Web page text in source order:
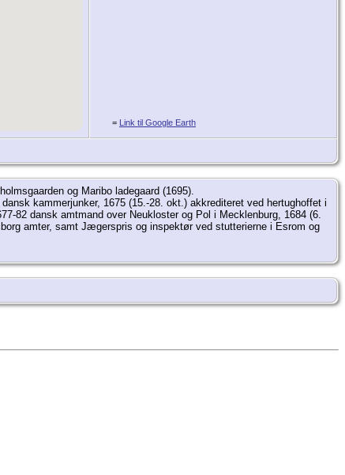
= Link til Google Earth
og Maribo ladegaard (1695).
kammerjunker, 1675 (15.-28. okt.) akkrediteret ved hertughoffet i
82 dansk amtmand over Neukloster og Pol i Mecklenburg, 1684 (6.
amter, samt Jægerspris og inspektør ved stutterierne i Esrom og